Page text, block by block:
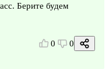
Берите будем
0 0